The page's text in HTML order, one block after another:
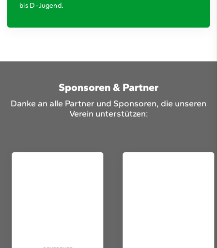
bis D-Jugend.
Sponsoren & Partner
Danke an alle Partner und Sponsoren, die unseren
Verein unterstützen: